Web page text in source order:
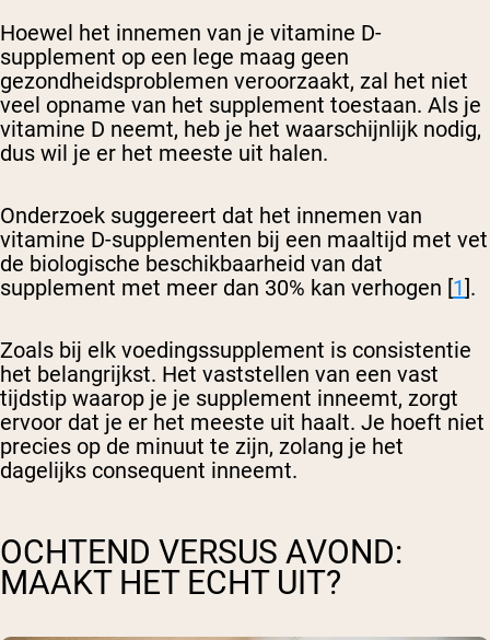
Hoewel het innemen van je vitamine D-
supplement op een lege maag geen
gezondheidsproblemen veroorzaakt, zal het niet
veel opname van het supplement toestaan. Als je
vitamine D neemt, heb je het waarschijnlijk nodig,
dus wil je er het meeste uit halen.
Onderzoek suggereert dat het innemen van
vitamine D-supplementen bij een maaltijd met vet
de biologische beschikbaarheid van dat
supplement met meer dan 30% kan verhogen [1].
Zoals bij elk voedingssupplement is consistentie
het belangrijkst. Het vaststellen van een vast
tijdstip waarop je je supplement inneemt, zorgt
ervoor dat je er het meeste uit haalt. Je hoeft niet
precies op de minuut te zijn, zolang je het
dagelijks consequent inneemt.
OCHTEND VERSUS AVOND:
MAAKT HET ECHT UIT?